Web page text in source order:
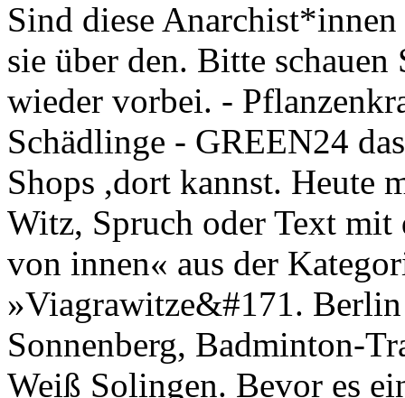
Sind diese Anarchist*innen
sie über den. Bitte schauen
wieder vorbei. -
Schädlinge - GREEN24
Shops ,dort kannst. Heute
Witz, Spruch oder Text
von innen« aus der
»Viagrawitze&#171.
Sonnenberg, Badminton-
Weiß Solingen. Bevor es